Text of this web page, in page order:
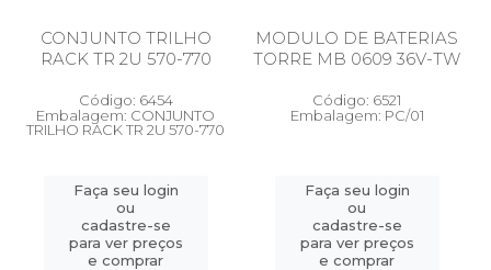
CONJUNTO TRILHO
RACK TR 2U 570-770
Código: 6454
Embalagem: CONJUNTO
TRILHO RACK TR 2U 570-770
Faça seu login
ou
cadastre-se
para ver preços
e comprar
MODULO DE BATERIAS
TORRE MB 0609 36V-TW
Código: 6521
Embalagem: PC/01
Faça seu login
ou
cadastre-se
para ver preços
e comprar